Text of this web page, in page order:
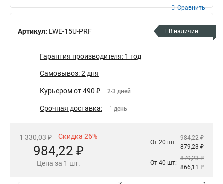
Артикул: LWE-15U-PRF
Сравнить
В наличии
Гарантия производителя: 1 год
Самовывоз: 2 дня
Курьером от 490 ₽ 2-3 дней
Срочная доставка: 1 день
1 330,03 ₽ Скидка 26%
984,22 ₽
Цена за 1 шт.
От 20 шт:
984,22 ₽
879,23 ₽
От 40 шт:
879,23 ₽
866,11 ₽